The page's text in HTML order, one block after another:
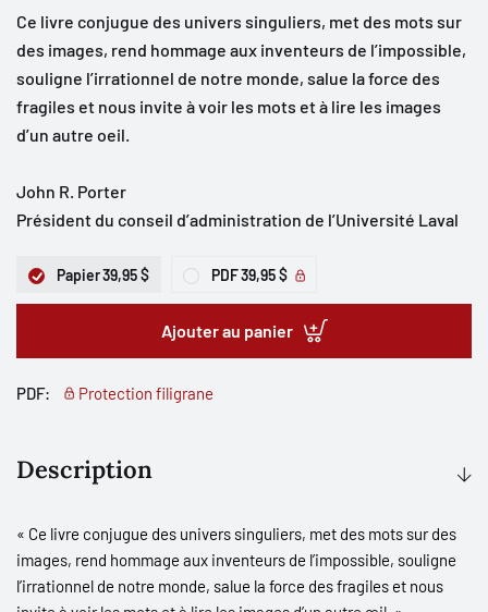
Ce livre conjugue des univers singuliers, met des mots sur
des images, rend hommage aux inventeurs de l’impossible,
souligne l’irrationnel de notre monde, salue la force des
fragiles et nous invite à voir les mots et à lire les images
d’un autre oeil.
John R. Porter
Président du conseil d’administration de l’Université Laval
Papier39,95 $ PDF39,95 $
Ajouter au panier
PDF: Protection filigrane
Description
« Ce livre conjugue des univers singuliers, met des mots sur des
images, rend hommage aux inventeurs de l’impossible, souligne
l’irrationnel de notre monde, salue la force des fragiles et nous